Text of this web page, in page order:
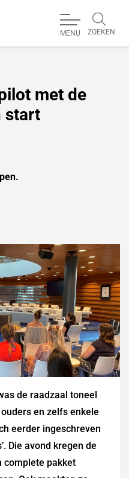
MENU ZOEKEN
met de
start
de raadzaal toneel
en zelfs enkele
eerder ingeschreven
Die avond kregen de
complete pakket